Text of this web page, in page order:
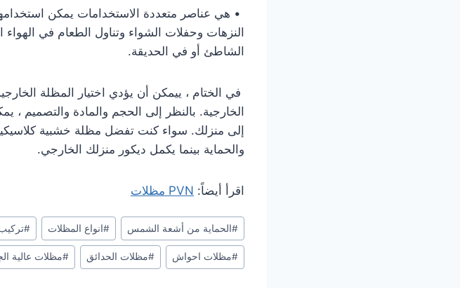
• هي عناصر متعددة الاستخدامات يمكن
النزهات وحفلات الشواء وتناول الطعام في الهواء
الشاطئ أو في الحديقة.
في الختام ، ييمكن أن يؤدي اختيار المظلة
الخارجية. بالنظر إلى الحجم والمادة والتصميم
إلى منزلك. سواء كنت تفضل مظلة خشبية
والحماية بينما يكمل ديكور منزلك الخارجي.
اقرأ أيضاً: PVN مظلات
Post
Tags:
#الحماية من أشعة الشمس #انواع المظلات #
#مظلات احواش #مظلات الحدائق #مظلات عالية